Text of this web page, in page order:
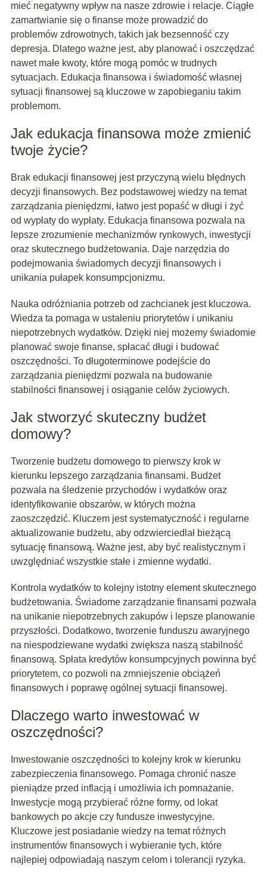
mieć negatywny wpływ na nasze zdrowie i relacje. Ciągłe
zamartwianie się o finanse może prowadzić do
problemów zdrowotnych, takich jak bezsenność czy
depresja. Dlatego ważne jest, aby planować i oszczędzać
nawet małe kwoty, które mogą pomóc w trudnych
sytuacjach. Edukacja finansowa i świadomość własnej
sytuacji finansowej są kluczowe w zapobieganiu takim
problemom.
Jak edukacja finansowa może zmienić
twoje życie?
Brak edukacji finansowej jest przyczyną wielu błędnych
decyzji finansowych. Bez podstawowej wiedzy na temat
zarządzania pieniędzmi, łatwo jest popaść w długi i żyć
od wypłaty do wypłaty. Edukacja finansowa pozwala na
lepsze zrozumienie mechanizmów rynkowych, inwestycji
oraz skutecznego budżetowania. Daje narzędzia do
podejmowania świadomych decyzji finansowych i
unikania pułapek konsumpcjonizmu.
Nauka odróżniania potrzeb od zachcianek jest kluczowa.
Wiedza ta pomaga w ustaleniu priorytetów i unikaniu
niepotrzebnych wydatków. Dzięki niej możemy świadomie
planować swoje finanse, spłacać długi i budować
oszczędności. To długoterminowe podejście do
zarządzania pieniędzmi pozwala na budowanie
stabilności finansowej i osiąganie celów życiowych.
Jak stworzyć skuteczny budżet
domowy?
Tworzenie budżetu domowego to pierwszy krok w
kierunku lepszego zarządzania finansami. Budżet
pozwala na śledzenie przychodów i wydatków oraz
identyfikowanie obszarów, w których można
zaoszczędzić. Kluczem jest systematyczność i regularne
aktualizowanie budżetu, aby odzwierciedlał bieżącą
sytuację finansową. Ważne jest, aby być realistycznym i
uwzględniać wszystkie stałe i zmienne wydatki.
Kontrola wydatków to kolejny istotny element skutecznego
budżetowania. Świadome zarządzanie finansami pozwala
na unikanie niepotrzebnych zakupów i lepsze planowanie
przyszłości. Dodatkowo, tworzenie funduszu awaryjnego
na niespodziewane wydatki zwiększa naszą stabilność
finansową. Spłata kredytów konsumpcyjnych powinna być
priorytetem, co pozwoli na zmniejszenie obciążeń
finansowych i poprawę ogólnej sytuacji finansowej.
Dlaczego warto inwestować w
oszczędności?
Inwestowanie oszczędności to kolejny krok w kierunku
zabezpieczenia finansowego. Pomaga chronić nasze
pieniądze przed inflacją i umożliwia ich pomnażanie.
Inwestycje mogą przybierać różne formy, od lokat
bankowych po akcje czy fundusze inwestycyjne.
Kluczowe jest posiadanie wiedzy na temat różnych
instrumentów finansowych i wybieranie tych, które
najlepiej odpowiadają naszym celom i tolerancji ryzyka.